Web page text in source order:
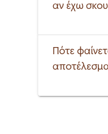
αν έχω
Πότε